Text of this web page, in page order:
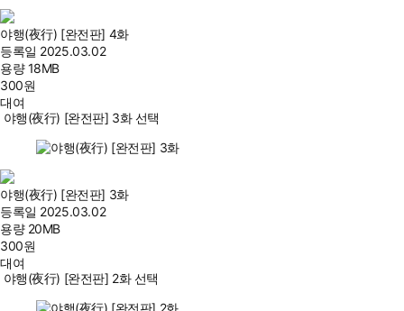
야행(夜行) [완전판] 4화
등록일 2025.03.02
용량18MB
300원
대여
야행(夜行) [완전판] 3화 선택
야행(夜行) [완전판] 3화
등록일 2025.03.02
용량 20MB
300원
대여
야행(夜行) [완전판] 2화 선택